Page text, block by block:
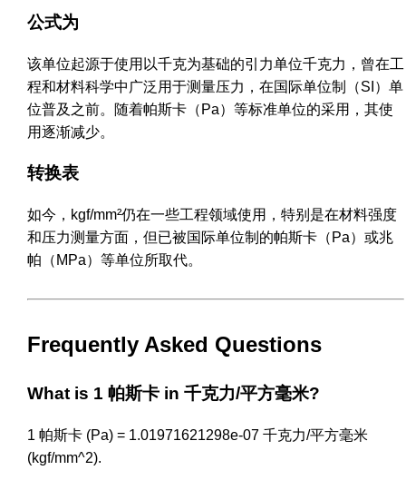
公式为
该单位起源于使用以千克为基础的引力单位千克力，曾在工
程和材料科学中广泛用于测量压力，在国际单位制（SI）单
位普及之前。随着帕斯卡（Pa）等标准单位的采用，其使
用逐渐减少。
转换表
如今，kgf/mm²仍在一些工程领域使用，特别是在材料强度
和压力测量方面，但已被国际单位制的帕斯卡（Pa）或兆
帕（MPa）等单位所取代。
Frequently Asked Questions
What is 1 帕斯卡 in 千克力/平方毫米?
1 帕斯卡 (Pa) = 1.01971621298e-07 千克力/平方毫米
(kgf/mm^2).